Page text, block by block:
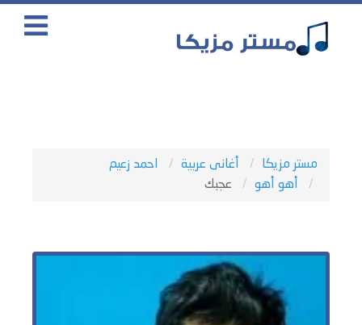
مستر مزيكا أغانى عربية
احمد زعيم
أهو أهو
عجبك